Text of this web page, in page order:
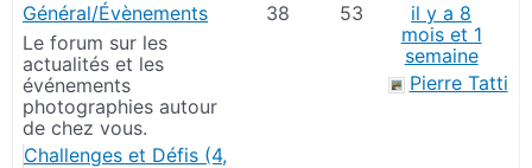
Général/Évènements
Le forum sur les
actualités et les
événements
photographies autour
de chez vous.
Challenges et Défis (4,
38 53
il y a 8
mois et 1
semaine
Pierre Tatti